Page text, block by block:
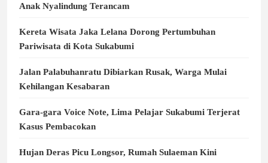
Anak Nyalindung Terancam
Kereta Wisata Jaka Lelana Dorong Pertumbuhan
Pariwisata di Kota Sukabumi
Jalan Palabuhanratu Dibiarkan Rusak, Warga Mulai
Kehilangan Kesabaran
Gara-gara Voice Note, Lima Pelajar Sukabumi Terjerat
Kasus Pembacokan
Hujan Deras Picu Longsor, Rumah Sulaeman Kini